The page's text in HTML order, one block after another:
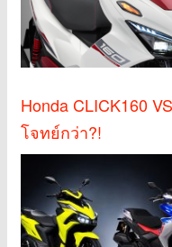
Honda CLICK160
โจทย์กว่า?!